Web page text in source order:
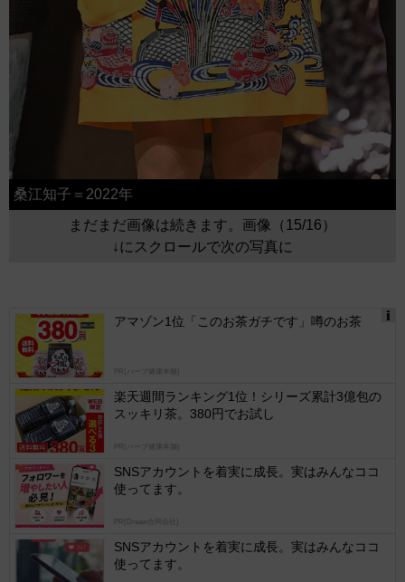
桑江知子＝2022年
まだまだ画像は続きます。画像（15/16）
↓にスクロールで次の写真に
アマゾン1位「このお茶ガチです」噂のお茶
PR(ハーブ健康本舗)
楽天週間ランキング1位！シリーズ累計3億包の
スッキリ茶。380円でお試し
PR(ハーブ健康本舗)
SNSアカウントを着実に成長。実はみんなココ
使ってます。
PR(Dreaw合同会社)
SNSアカウントを着実に成長。実はみんなココ
使ってます。